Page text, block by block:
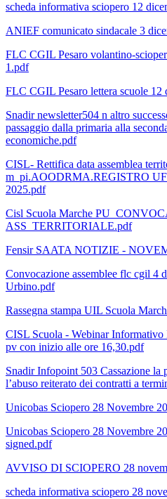
scheda informativa sciopero 12
ANIEF comunicato sindacale 3
FLC CGIL Pesaro volantino-
1.pdf
FLC CGIL Pesaro lettera scuole 12
Snadir newsletter504 n altro
passaggio dalla primaria alla
economiche.pdf
CISL- Rettifica data assemblea
m_pi.AOODRMA.REGISTRO
2025.pdf
Cisl Scuola Marche
ASS_TERRITORIALE.pdf
Fensir SAATA NOTIZIE -
Convocazione assemblee flc cgil 4
Urbino.pdf
Rassegna stampa UIL Scuola
CISL Scuola - Webinar Informativo
pv con inizio alle ore 16,30.pdf
Snadir Infopoint 503 Cassazione la
l’abuso reiterato dei contratti a
Unicobas Sciopero 28 Novembre
Unicobas Sciopero 28 Novembre
signed.pdf
AVVISO DI SCIOPERO 28
scheda informativa sciopero 28